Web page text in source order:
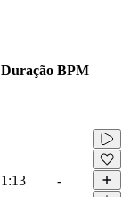
Duração BPM
1:13 -